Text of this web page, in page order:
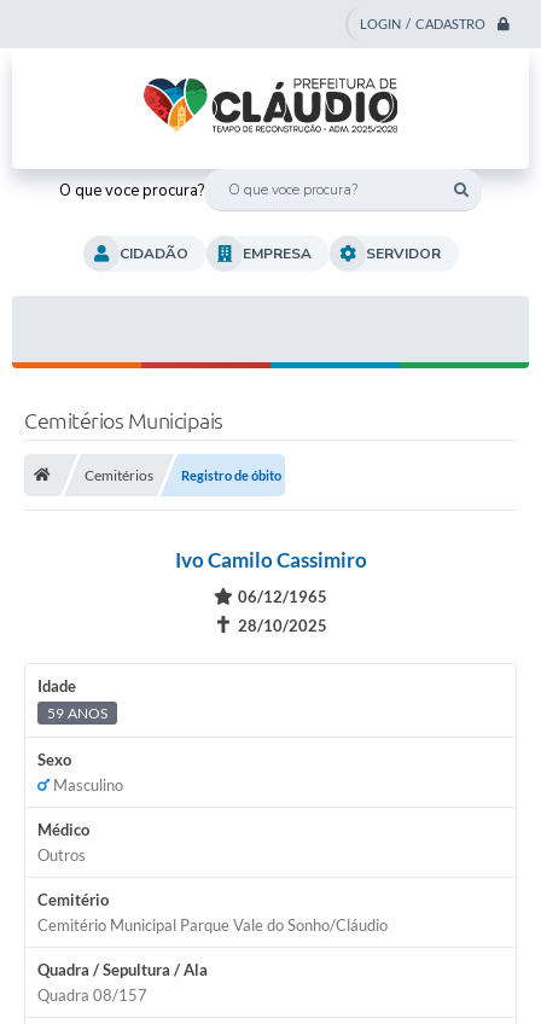
LOGIN / CADASTRO
O que voce procura?
CIDADÃO EMPRESA SERVIDOR
Cemitérios Municipais
Cemitérios Registro de óbito
Ivo Camilo Cassimiro
06/12/1965
✝ 28/10/2025
Idade
59 ANOS
Sexo
Masculino
Médico
Outros
Cemitério
Cemitério Municipal Parque Vale do Sonho/Cláudio
Quadra / Sepultura / Ala
Quadra 08/157